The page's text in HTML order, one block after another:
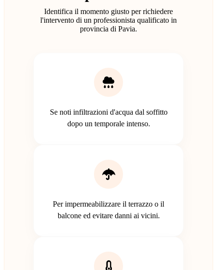
Identifica il momento giusto per richiedere
l'intervento di un professionista qualificato in
provincia di Pavia.
Se noti infiltrazioni d'acqua dal soffitto
dopo un temporale intenso.
Per impermeabilizzare il terrazzo o il
balcone ed evitare danni ai vicini.